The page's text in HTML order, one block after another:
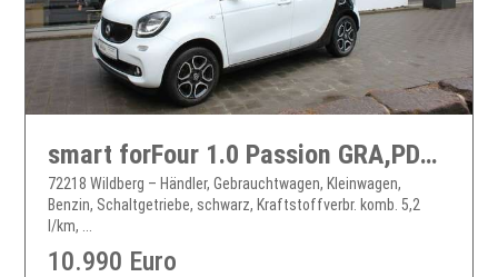
smart forFour 1.0 Passion GRA,PDC,SHZ,NSW
72218 Wildberg – Händler, Gebrauchtwagen, Kleinwagen,
Benzin, Schaltgetriebe, schwarz, Kraftstoffverbr. komb. 5,2
l/km, ...
10.990 Euro